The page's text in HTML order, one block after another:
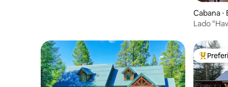
Cabana
Lado
Entre os